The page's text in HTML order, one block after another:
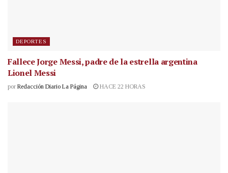
DEPORTES
Fallece Jorge Messi, padre de la estrella argentina
Lionel Messi
por Redacción Diario La Página HACE 22 HORAS